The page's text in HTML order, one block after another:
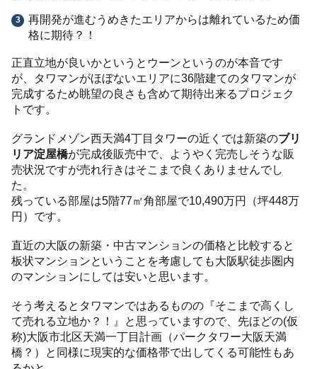
再開発が進むうめきたエリアからは離れているため価
格に期待？！
正直立地が良いかというとウーンというのが本音です
が、タワマンがほぼないエリアに36階建てのタワマンが
完成するため眺望の良さも含めて期待出来るプロジェク
トです。
グランドメゾン西天満4丁目タワーの近くでは新築のブリ
リア淀屋橋が完成後販売中で、ようやく完売しそうな販
売状況ですが売れ行きはそこまで良くありませんでし
た。
残っている部屋は5階77㎡角部屋で10,490万円（坪448万
円）です。
直近の大阪の新築・中古マンションの価格と比較すると
板状マンションということを考慮しても大阪駅徒歩圏内
のマンションにしては安いと思います。
そう考えるとタワマンではあるものの『そこまで高くし
て売れる立地か？！』と思っていますので、先ほどの(仮
称)大阪市北区天満一丁目計画（パークタワー大阪天満
橋？）と同様に現実的な価格帯で出してくる可能性もあ